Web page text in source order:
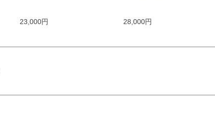
23,000円 28,000円